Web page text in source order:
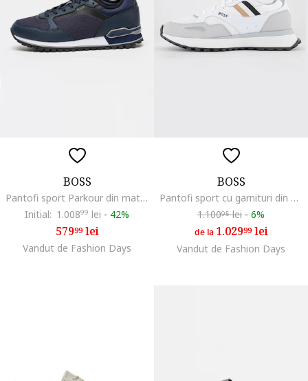
BOSS
Pantofi sport Parkour din material sintetic cu insertii din material textil, Albastru ultramarin
Initial: 1.00899 lei - 42%
57999lei
Vandut de Fashion Days
BOSS
Pantofi sport cu garnituri din piele ecologica, Alb/Gri cenusiu/Alb optic
1.10095lei - 6%
de la 1.02999lei
Vandut de Fashion Days